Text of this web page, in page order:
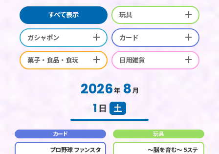
すべて表示 玩具
ガシャポン カード
菓子・食品・食玩 日用雑貨
2026年 8月
1 日 土
カード
プロ野球 ファンスタ
玩具
～脳を育む～ 5ステ